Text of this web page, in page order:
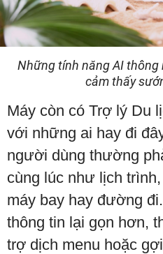
Những tính năng AI
cảm thấy
Máy còn có Trợ lý Du
với những ai hay đi
người dùng thường
cùng lúc như lịch
máy bay hay đường
thông tin lại gọn hơn,
trợ dịch menu hoặc